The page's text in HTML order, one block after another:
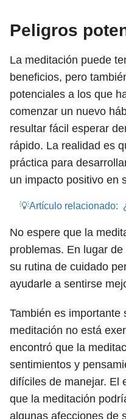
Peligros
La meditación puede
beneficios, pero
potenciales a los que
comenzar un nuevo
resultar fácil esperar
rápido. La realidad es
práctica para
un impacto positivo en
💡Artículo relacionado:
No espere que la
problemas. En lugar
su rutina de cuidado
ayudarle a sentirse
También es importante
meditación no está
encontró que la
sentimientos y
difíciles de manejar. El
que la meditación
algunas afecciones de